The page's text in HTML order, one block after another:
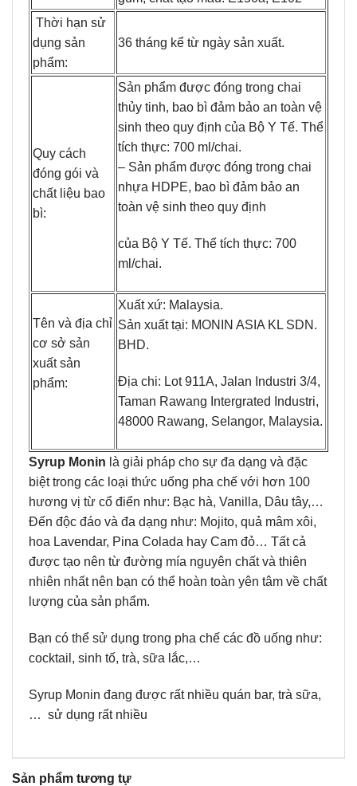
Thời hạn sử
dụng sản
phẩm:
36 tháng kể từ ngày sản xuất.
Quy cách
đóng gói và
chất liệu bao
bì:
Sản phẩm được đóng trong chai
thủy tinh, bao bì đảm bảo an toàn vệ
sinh theo quy định của Bộ Y Tế. Thể
tích thực: 700 ml/chai.
– Sản phẩm được đóng trong chai
nhựa HDPE, bao bì đảm bảo an
toàn vệ sinh theo quy định
của Bộ Y Tế. Thể tích thực: 700
ml/chai.
Tên và địa chỉ
cơ sở sản
xuất sản
phẩm:
Xuất xứ: Malaysia.
Sản xuất tại: MONIN ASIA KL SDN.
BHD.
Địa chi: Lot 911A, Jalan Industri 3/4,
Taman Rawang Intergrated Industri,
48000 Rawang, Selangor, Malaysia.
Syrup Monin là giải pháp cho sự đa dạng và đặc
biệt trong các loại thức uống pha chế với hơn 100
hương vị từ cổ điển như: Bạc hà, Vanilla, Dâu tây,…
Đến độc đáo và đa dạng như: Mojito, quả mâm xôi,
hoa Lavendar, Pina Colada hay Cam đỏ… Tất cả
được tạo nên từ đường mía nguyên chất và thiên
nhiên nhất nên bạn có thể hoàn toàn yên tâm về chất
lượng của sản phẩm.
Bạn có thể sử dụng trong pha chế các đồ uống như:
cocktail, sinh tố, trà, sữa lắc,…
Syrup Monin đang được rất nhiều quán bar, trà sữa,
… sử dụng rất nhiều
Sản phẩm tương tự